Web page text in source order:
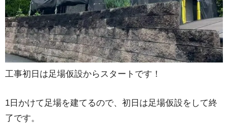
工事初日は足場仮設からスタートです！
1日かけて足場を建てるので、初日は足場仮設をして終
了です。